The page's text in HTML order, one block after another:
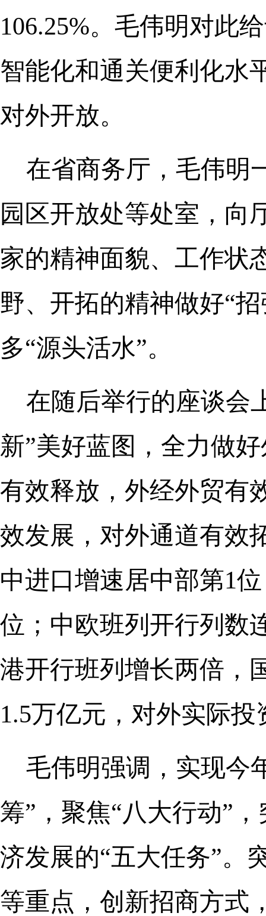
106.25%。毛伟明对此
智能化和通关便利化水
对外开放。
在省商务厅，毛伟明
园区开放处等处室，向
家的精神面貌、工作状
野、开拓的精神做好“
多“源头活水”。
在随后举行的座谈会
新”美好蓝图，全力做
有效释放，外经外贸有
效发展，对外通道有效
中进口增速居中部第1
位；中欧班列开行列数
港开行班列增长两倍，
1.5万亿元，对外实际投
毛伟明强调，实现今
筹”，聚焦“八大行动”
济发展的“五大任务”。
等重点，创新招商方式